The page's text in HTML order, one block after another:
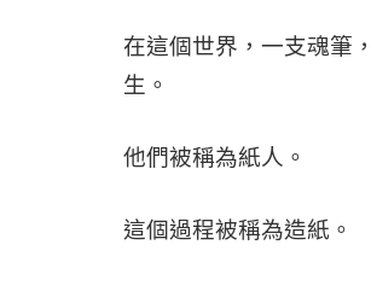
在這個世界，一支魂筆
生。
他們被稱為紙人。
這個過程被稱為造紙。